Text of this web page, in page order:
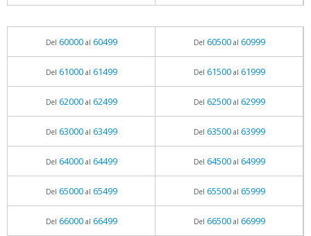
Del 60000al 60499 Del 60500al 60999
Del 61000al 61499 Del 61500al 61999
Del 62000al 62499 Del 62500al 62999
Del 63000al 63499 Del 63500al 63999
Del 64000al 64499 Del 64500al 64999
Del 65000al 65499 Del 65500al 65999
Del 66000al 66499 Del 66500al 66999